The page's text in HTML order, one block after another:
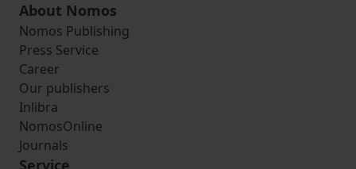
About Nomos
Nomos Publishing
Press Service
Career
Our publishers
Inlibra
NomosOnline
Journals
Service